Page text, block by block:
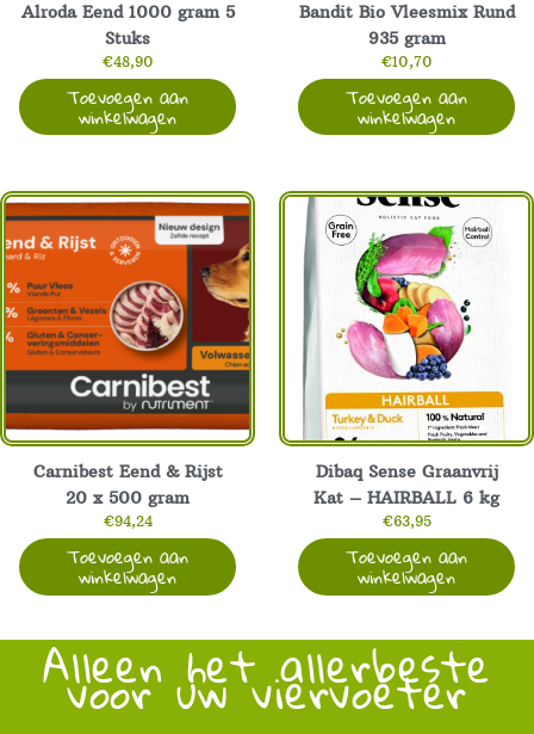
Alroda Eend 1000 gram 5
Stuks
€48,90
Toevoegen aan
winkelwagen
Bandit Bio Vleesmix Rund
935 gram
€10,70
Toevoegen aan
winkelwagen
Carnibest Eend & Rijst
20 x 500 gram
€94,24
Toevoegen aan
winkelwagen
Dibaq Sense Graanvrij
Kat – HAIRBALL 6 kg
€63,95
Toevoegen aan
winkelwagen
Alleen het allerbeste
voor uw viervoeter